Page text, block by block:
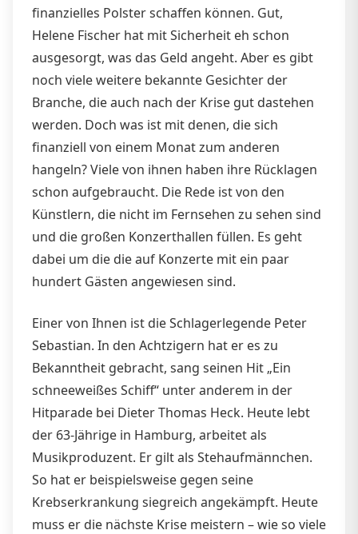
finanzielles Polster schaffen können. Gut,
Helene Fischer hat mit Sicherheit eh schon
ausgesorgt, was das Geld angeht. Aber es gibt
noch viele weitere bekannte Gesichter der
Branche, die auch nach der Krise gut dastehen
werden. Doch was ist mit denen, die sich
finanziell von einem Monat zum anderen
hangeln? Viele von ihnen haben ihre Rücklagen
schon aufgebraucht. Die Rede ist von den
Künstlern, die nicht im Fernsehen zu sehen sind
und die großen Konzerthallen füllen. Es geht
dabei um die die auf Konzerte mit ein paar
hundert Gästen angewiesen sind.
Einer von Ihnen ist die Schlagerlegende Peter
Sebastian. In den Achtzigern hat er es zu
Bekanntheit gebracht, sang seinen Hit „Ein
schneeweißes Schiff“ unter anderem in der
Hitparade bei Dieter Thomas Heck. Heute lebt
der 63-Jährige in Hamburg, arbeitet als
Musikproduzent. Er gilt als Stehaufmännchen.
So hat er beispielsweise gegen seine
Krebserkrankung siegreich angekämpft. Heute
muss er die nächste Krise meistern – wie so viele